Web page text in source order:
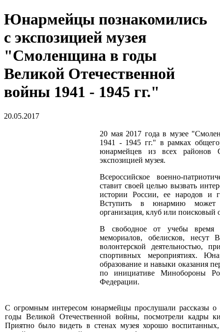
Юнармейцы познакомились
с экспозицией музея
"Смоленщина в годы
Великой Отечественной
войны 1941 - 1945 гг."
20.05.2017
20 мая 2017 года в музее
1941 - 1945 гг." в рамках
юнармейцев из всех районов
экспозицией музея.
Всероссийское военно-
ставит своей целью вызвать
истории России, ее народов и
Вступить в юнармию может
организация, клуб или поисковый
В свободное от учебы время
мемориалов, обелисков, несут
волонтерской деятельностью,
спортивных мероприятиях.
образование и навыки оказания
по инициативе Минобороны
Федерации.
С огромным интересом юнармейцы прослушали рассказы о
годы Великой Отечественной войны, посмотрели кадры
Приятно было видеть в стенах музея хорошо